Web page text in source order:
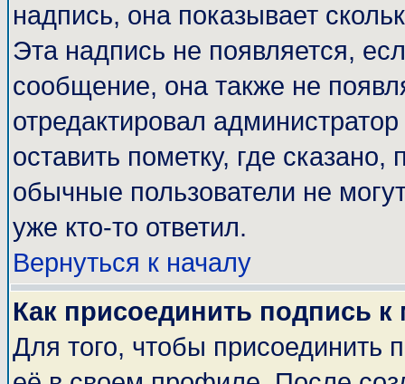
надпись, она показывает
Эта надпись не появляется,
сообщение, она также не
отредактировал
оставить пометку, где
обычные пользователи не
уже кто-то ответил.
Вернуться к началу
Как присоединить подпись
Для того, чтобы присоединить